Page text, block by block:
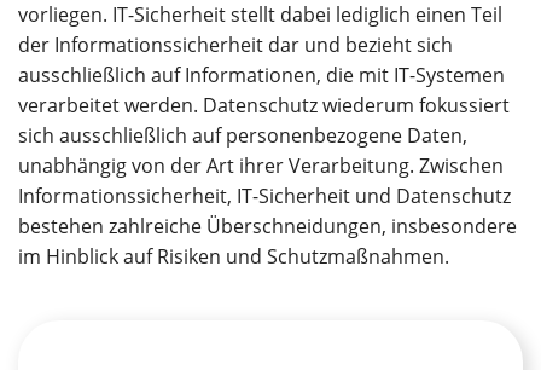
vorliegen. IT-Sicherheit stellt dabei lediglich einen Teil
der Informationssicherheit dar und bezieht sich
ausschließlich auf Informationen, die mit IT-Systemen
verarbeitet werden. Datenschutz wiederum fokussiert
sich ausschließlich auf personenbezogene Daten,
unabhängig von der Art ihrer Verarbeitung. Zwischen
Informationssicherheit, IT-Sicherheit und Datenschutz
bestehen zahlreiche Überschneidungen, insbesondere
im Hinblick auf Risiken und Schutzmaßnahmen.